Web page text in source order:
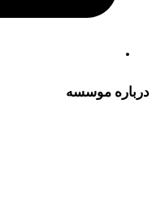
درباره موسسه